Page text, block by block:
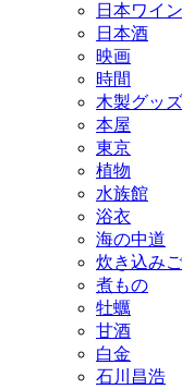
日本ワイン
日本酒
映画
時間
木製グッズ
本屋
東京
植物
水族館
浴衣
海の中道
炊き込み
煮もの
牡蠣
甘酒
白金
石川昌浩